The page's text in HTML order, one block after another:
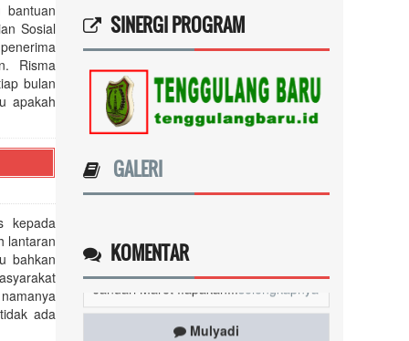
bantuan
Sosial
Risma
bulan
apakah
kepada
lantaran
bahkan
ada
SINERGI PROGRAM
GALERI
KOMENTAR
Ricki annisa
09 Mei 2026 15:19:56
Saya mau tanya mengenai
ini...selengkapnya
Januari Maret ..apakah...
Mulyadi
06 Mei 2026 20:48:46